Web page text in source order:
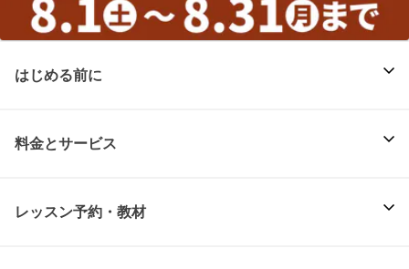
はじめる前に
料金とサービス
レッスン予約・教材